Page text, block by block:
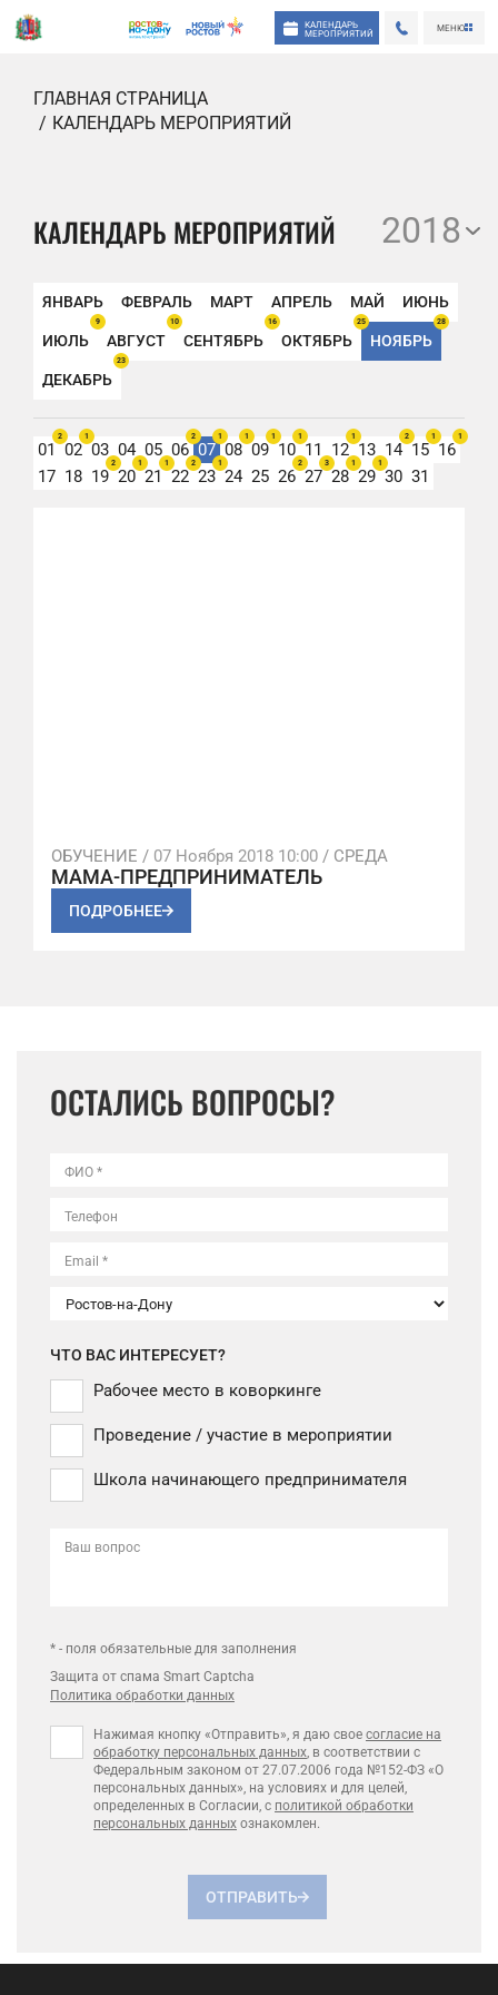
КАЛЕНДАРЬ
МЕРОПРИЯТИЙ
МЕНЮ
ГЛАВНАЯ СТРАНИЦА
КАЛЕНДАРЬ МЕРОПРИЯТИЙ
КАЛЕНДАРЬ МЕРОПРИЯТИЙ 2018
ЯНВАРЬ ФЕВРАЛЬ МАРТ АПРЕЛЬ МАЙ ИЮНЬ
ИЮЛЬ
9
АВГУСТ
10
СЕНТЯБРЬ
16
ОКТЯБРЬ
25
НОЯБРЬ
28
ДЕКАБРЬ
23
01
2
02
1
03 04 05 06
2
07
1
08
1
09
1
10
1
11 12
1
13 14
2
15
1
16
1
17 18 19
2
20
1
21
1
22
2
23
1
24 25 26
2
27
3
28
1
29
1
30 31
ОБУЧЕНИЕ / 07 Ноября 2018 10:00 / СРЕДА
МАМА-ПРЕДПРИНИМАТЕЛЬ
ПОДРОБНЕЕ
ОСТАЛИСЬ ВОПРОСЫ?
ФИО *
Телефон
Email *
ЧТО ВАС ИНТЕРЕСУЕТ?
Рабочее место в коворкинге
Проведение / участие в мероприятии
Школа начинающего предпринимателя
Ваш вопрос
* - поля обязательные для заполнения
Защита от спама Smart Captcha
Политика обработки данных
Нажимая кнопку «Отправить», я даю свое согласие на
обработку персональных данных, в соответствии с
Федеральным законом от 27.07.2006 года №152-ФЗ «О
персональных данных», на условиях и для целей,
определенных в Согласии, с политикой обработки
персональных данных ознакомлен.
ОТПРАВИТЬ